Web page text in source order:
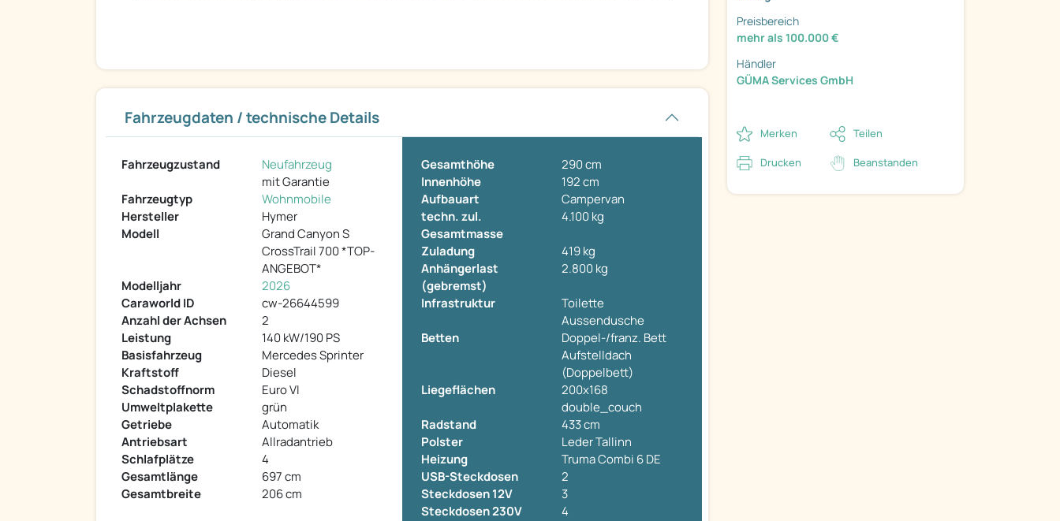
Fahrzeugdaten / technische Details
Fahrzeugzustand
Neufahrzeug
mit Garantie
Fahrzeugtyp
Wohnmobile
Hersteller
Hymer
Modell
Grand Canyon S
CrossTrail 700 *TOP-
ANGEBOT*
Modelljahr
2026
Caraworld ID
cw-26644599
Anzahl der Achsen
2
Leistung
140 kW/190 PS
Basisfahrzeug
Mercedes Sprinter
Kraftstoff
Diesel
Schadstoffnorm
Euro VI
Umweltplakette
grün
Getriebe
Automatik
Antriebsart
Allradantrieb
Schlafplätze
4
Gesamtlänge
697 cm
Gesamtbreite
206 cm
Gesamthöhe
290 cm
Innenhöhe
192 cm
Aufbauart
Campervan
techn. zul.
Gesamtmasse
4.100 kg
Zuladung
419 kg
Anhängerlast
(gebremst)
2.800 kg
Infrastruktur
Toilette
Aussendusche
Betten
Doppel-/franz. Bett
Aufstelldach
(Doppelbett)
Liegeflächen
200x168
double_couch
Radstand
433 cm
Polster
Leder Tallinn
Heizung
Truma Combi 6 DE
USB-Steckdosen
2
Steckdosen 12V
3
Steckdosen 230V
4
Preisbereich
mehr als 100.000 €
Händler
GÜMA Services GmbH
Merken Teilen
Drucken Beanstanden